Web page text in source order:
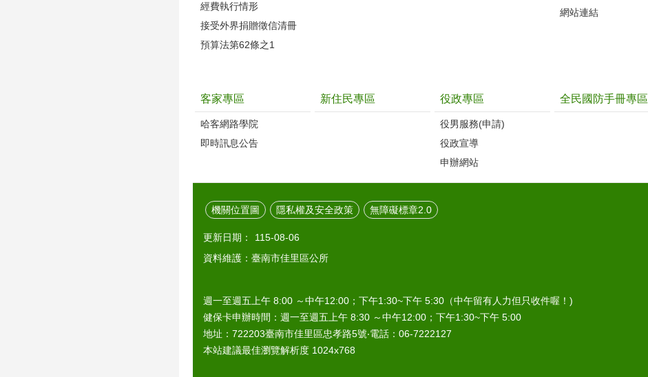
經費執行情形
接受外界捐贈徵信清冊
預算法第62條之1
網站連結
客家專區
哈客網路學院
即時訊息公告
新住民專區 役政專區
役男服務(申請)
役政宣導
申辦網站
全民國防手冊專區
機關位置圖 隱私權及安全政策 無障礙標章2.0
更新日期：
115-08-06
資料維護：臺南市佳里區公所
週一至週五上午 8:00 ～中午12:00；下午1:30~下午 5:30（中午留有人力但只收件喔！)
健保卡申辦時間：週一至週五上午 8:30 ～中午12:00；下午1:30~下午 5:00
地址：722203臺南市佳里區忠孝路5號‧電話：06-7222127
本站建議最佳瀏覽解析度 1024x768